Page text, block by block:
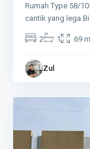
Rumah Type 58/
cantik yang lega
2 1 69 m
Zul